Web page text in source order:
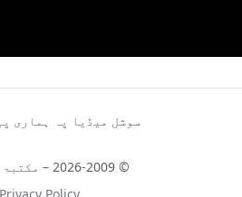
سوشل میڈیا پہ ہماری